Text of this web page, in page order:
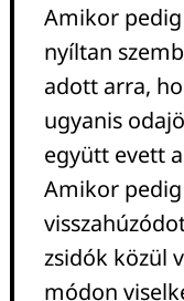
Amikor
nyíltan
adott arra,
ugyanis
együtt evett
Amikor
zsidók közül
módon